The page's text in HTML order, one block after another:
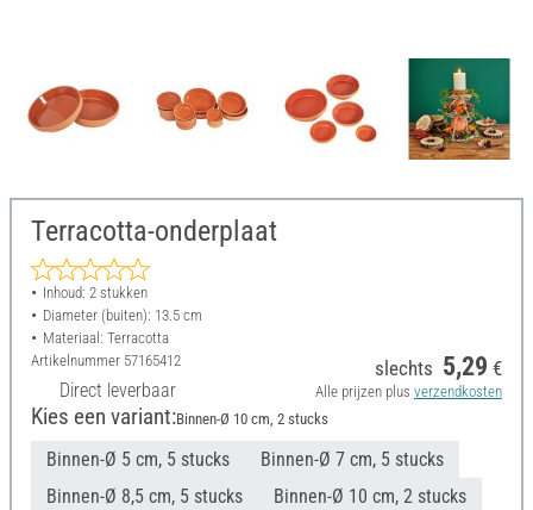
Terracotta-onderplaat
Inhoud: 2 stukken
Diameter (buiten): 13.5 cm
Materiaal: Terracotta
Artikelnummer 57165412
Direct leverbaar
slechts 5,29 €
Alle prijzen plus verzendkosten
Kies een variant:Binnen-Ø 10 cm, 2 stucks
Binnen-Ø 5 cm, 5 stucks
Binnen-Ø 7 cm, 5 stucks
Binnen-Ø 8,5 cm, 5 stucks
Binnen-Ø 10 cm, 2 stucks